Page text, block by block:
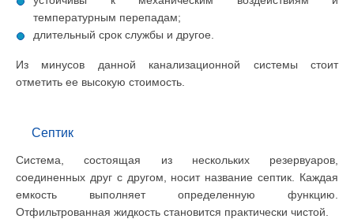
температурным перепадам;
длительный срок службы и другое.
Из минусов данной канализационной системы стоит
отметить ее высокую стоимость.
Септик
Система, состоящая из нескольких резервуаров,
соединенных друг с другом, носит название септик. Каждая
емкость выполняет определенную функцию.
Отфильтрованная жидкость становится практически чистой.